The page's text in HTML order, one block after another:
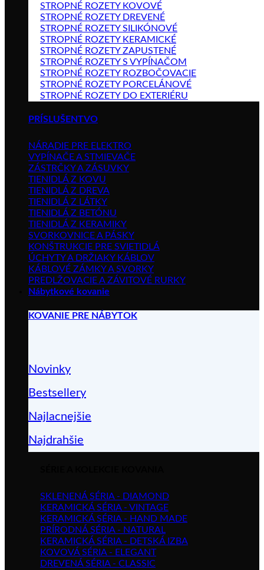
STROPNÉ ROZETY KOVOVÉ
STROPNÉ ROZETY DREVENÉ
STROPNÉ ROZETY SILIKÓNOVÉ
STROPNÉ ROZETY KERAMICKÉ
STROPNÉ ROZETY ZAPUSTENÉ
STROPNÉ ROZETY S VYPÍNAČOM
STROPNÉ ROZETY ROZBOČOVACIE
STROPNÉ ROZETY PORCELÁNOVÉ
STROPNÉ ROZETY DO EXTERIÉRU
PRÍSLUŠENTVO
NÁRADIE PRE ELEKTRO
VYPÍNAČE A STMIEVAČE
ZÁSTRČKY A ZÁSUVKY
TIENIDLÁ Z KOVU
TIENIDLÁ Z DREVA
TIENIDLÁ Z LÁTKY
TIENIDLÁ Z BETÓNU
TIENIDLÁ Z KERAMIKY
SVORKOVNICE A PÁSKY
KONŠTRUKCIE PRE SVIETIDLÁ
ÚCHYTY A DRŽIAKY KÁBLOV
KÁBLOVÉ ZÁMKY A SVORKY
PREDLŽOVACIE A ZÁVITOVÉ RURKY
Nábytkové kovanie
KOVANIE PRE NÁBYTOK
Novinky
Bestsellery
Najlacnejšie
Najdrahšie
SKLENENÁ SÉRIA - DIAMOND
KERAMICKÁ SÉRIA - VINTAGE
KERAMICKÁ SÉRIA - HAND MADE
PRÍRODNÁ SÉRIA - NATURAL
KERAMICKÁ SÉRIA - DETSKÁ IZBA
KOVOVÁ SÉRIA - ELEGANT
DREVENÁ SÉRIA - CLASSIC